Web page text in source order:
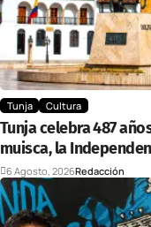
Tunja Cultura
Tunja celebra 487
muisca, la
6 Agosto, 2026Redacción